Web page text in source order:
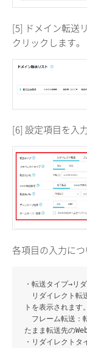
[5] ドメイン転送
クリックします。
[6] 設定項目を入
各項目の入力につ
・転送タイプ→リ
リダイレクト転
トを表示されます。
フレーム転送：
たまま転送先の
・リダイレクトタ